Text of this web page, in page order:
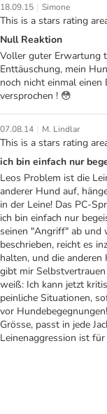
18.09.15 | Simone
This is a stars rating
Null Reaktion
Voller guter Erwartung
Enttäuschung, mein
noch nicht einmal
versprochen ! 😳
07.08.14 | M. Lindlar
This is a stars rating
ich bin einfach nur
Leos Problem ist die
anderer Hund auf,
in der Leine! Das PC-
ich bin einfach nur
seinen "Angriff" ab und
beschrieben, reicht es
halten, und die
gibt mir
weiß: Ich kann jetzt
peinliche Situationen,
vor
Grösse, passt in jede
Leinenaggression ist